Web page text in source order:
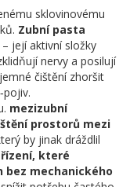
sklovinovému
Zubní pasta
její aktivní složky
nervy a posilují
čištění zhoršit
mezizubní
prostorů mezi
by jinak dráždlil
které
bez mechanického